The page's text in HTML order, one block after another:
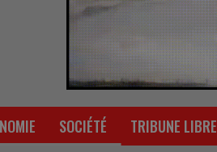
SOCIÉTÉ TRIBUNE LIBRE